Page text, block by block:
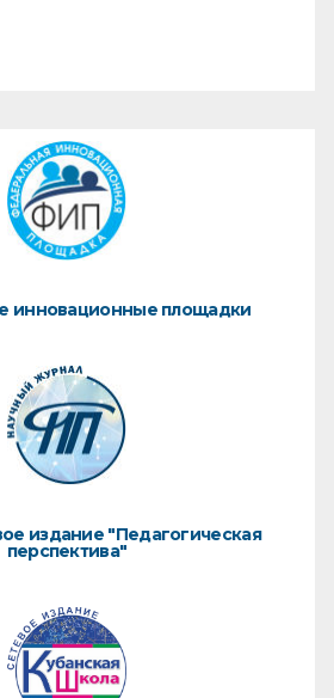
инновационные площадки
издание "Педагогическая
перспектива"